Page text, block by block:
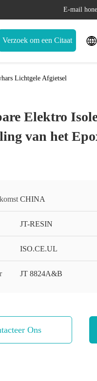
E-mail
Verzoek om een Citaat 
Lichtgele Afgietsel
Elektro
van het
CHINA
JT-RESIN
ISO.CE.UL
JT 8824A&B
Ons